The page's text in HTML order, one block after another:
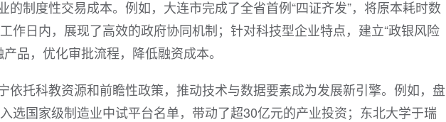
的制度性交易成本。例如，大连市完成了全省首例“四证齐发”，将原本耗时数
作日内，展现了高效的政府协同机制；针对科技型企业特点，建立“政银风险
品，优化审批流程，降低融资成本。
依托科教资源和前瞻性政策，推动技术与数据要素成为发展新引擎。例如，盘
选国家级制造业中试平台名单，带动了超30亿元的产业投资；东北大学于瑞